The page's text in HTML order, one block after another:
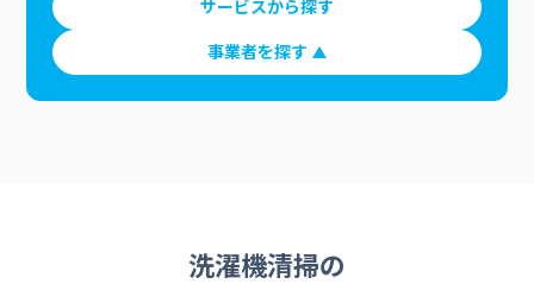
サービスから探す
事業者を探す
洗濯機清掃の